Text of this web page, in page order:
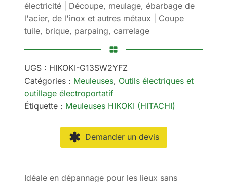
électricité | Découpe, meulage, ébarbage de
l'acier, de l'inox et autres métaux | Coupe
tuile, brique, parpaing, carrelage
UGS : HIKOKI-G13SW2YFZ
Catégories : Meuleuses, Outils électriques et
outillage électroportatif
Étiquette : Meuleuses HIKOKI (HITACHI)
Demander un devis
Idéale en dépannage pour les lieux sans